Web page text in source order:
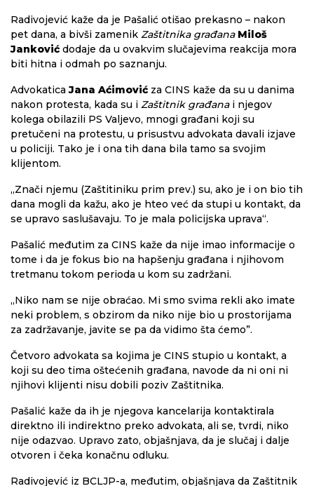
Radivojević kaže da je Pašalić otišao prekasno – nakon
pet dana, a bivši zamenik Zaštitnika građana Miloš
Janković dodaje da u ovakvim slučajevima reakcija mora
biti hitna i odmah po saznanju.
AdvokaticaJana Aćimović za CINS kaže da su u danima
nakon protesta, kada su i Zaštitnik građanai njegov
kolega obilazili PS Valjevo, mnogi građani koji su
pretučeni na protestu, u prisustvu advokata davali izjave
u policiji. Tako je i ona tih dana bila tamo sa svojim
klijentom.
„Znači njemu (Zaštitiniku prim prev.) su, ako je i on bio tih
dana mogli da kažu, ako je hteo već da stupi u kontakt, da
se upravo saslušavaju. To je mala policijska uprava“.
Pašalić međutim za CINS kaže da nije imao informacije o
tome i da je fokus bio na hapšenju građana i njihovom
tretmanu tokom perioda u kom su zadržani.
„Niko nam se nije obraćao. Mi smo svima rekli ako imate
neki problem, s obzirom da niko nije bio u prostorijama
za zadržavanje, javite se pa da vidimo šta ćemo”.
Četvoro advokata sa kojima je CINS stupio u kontakt, a
koji su deo tima oštećenih građana, navode da ni oni ni
njihovi klijenti nisu dobili poziv Zaštitnika.
Pašalić kaže da ih je njegova kancelarija kontaktirala
direktno ili indirektno preko advokata, ali se, tvrdi, niko
nije odazvao. Upravo zato, objašnjava, da je slučaj i dalje
otvoren i čeka konačnu odluku.
Radivojević iz BCLJP-a, međutim, objašnjava da Zaštitnik